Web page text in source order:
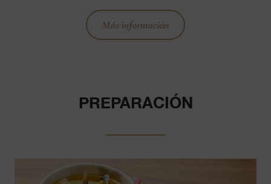
Más información
PREPARACIÓN